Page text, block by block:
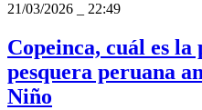
21/03/2026
22:49
Copeinca, cuál es
pesquera peruana
Niño